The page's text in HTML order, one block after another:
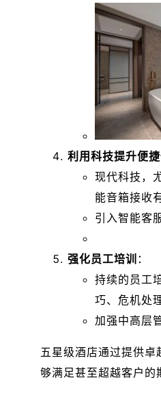
利用科技提升便
现代科技，
能音箱接收
引入智能客
强化员工培训 ：
持续的员工
巧、危机处
加强中高层
五星级酒店通过提供
够满足甚至超越客户的